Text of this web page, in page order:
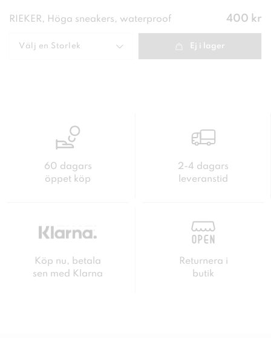
RIEKER, Höga sneakers, waterproof Pris:
400 kr
Välj en Storlek Ej i lager
60 dagars
öppet köp
2-4 dagars
leveranstid
Köp nu, betala
sen med Klarna
Returnera i
butik